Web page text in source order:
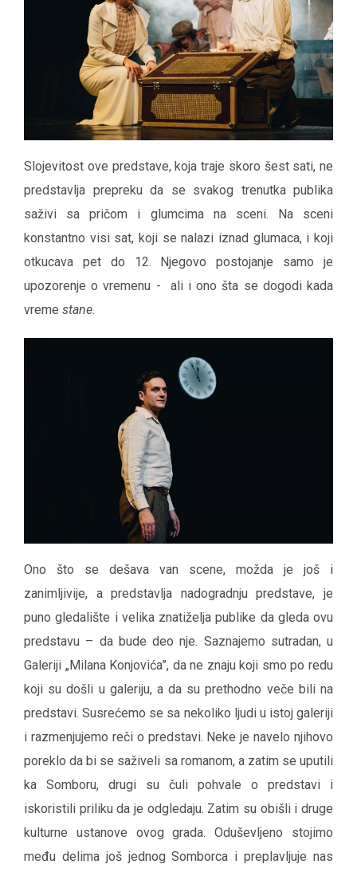
Slojevitost ove predstave, koja traje skoro šest sati, ne
predstavlja prepreku da se svakog trenutka publika
saživi sa pričom i glumcima na sceni. Na sceni
konstantno visi sat, koji se nalazi iznad glumaca, i koji
otkucava pet do 12. Njegovo postojanje samo je
upozorenje o vremenu - ali i ono šta se dogodi kada
vreme stane.
Ono što se dešava van scene, možda je još i
zanimljivije, a predstavlja nadogradnju predstave, je
puno gledalište i velika znatiželja publike da gleda ovu
predstavu – da bude deo nje. Saznajemo sutradan, u
Galeriji „Milana Konjovića”, da ne znaju koji smo po redu
koji su došli u galeriju, a da su prethodno veče bili na
predstavi. Susrećemo se sa nekoliko ljudi u istoj galeriji
i razmenjujemo reči o predstavi. Neke je navelo njihovo
poreklo da bi se saživeli sa romanom, a zatim se uputili
ka Somboru, drugi su čuli pohvale o predstavi i
iskoristili priliku da je odgledaju. Zatim su obišli i druge
kulturne ustanove ovog grada. Oduševljeno stojimo
među delima još jednog Somborca i preplavljuje nas